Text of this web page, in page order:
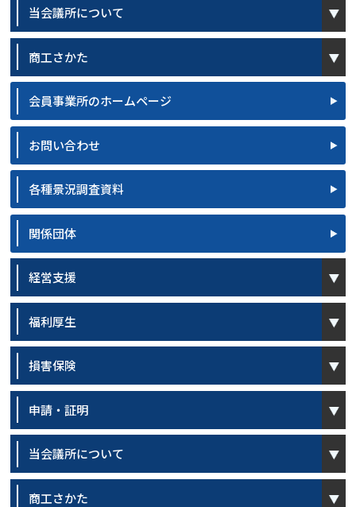
当会議所について
商工さかた
会員事業所のホームページ
お問い合わせ
各種景況調査資料
関係団体
経営支援
福利厚生
損害保険
申請・証明
当会議所について
商工さかた